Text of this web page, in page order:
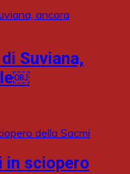
Suviana,
in sciopero